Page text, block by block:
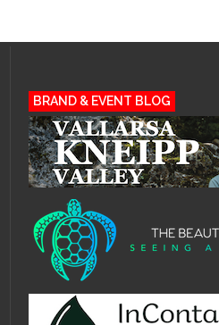
BRAND & EVENT BLOG